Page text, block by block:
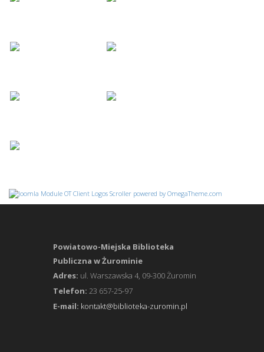
Powiatowo-Miejska Biblioteka
Publiczna w Żurominie
Adres: ul. Warszawska 4, 09-300 Żuromin
Telefon: 23 657-25-97
E-mail: kontakt@biblioteka-zuromin.pl